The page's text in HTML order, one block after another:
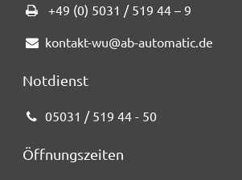
+49 (0) 5031 / 519 44 – 9
kontakt-wu@ab-automatic.de
Notdienst
05031 / 519 44 - 50
Öffnungszeiten